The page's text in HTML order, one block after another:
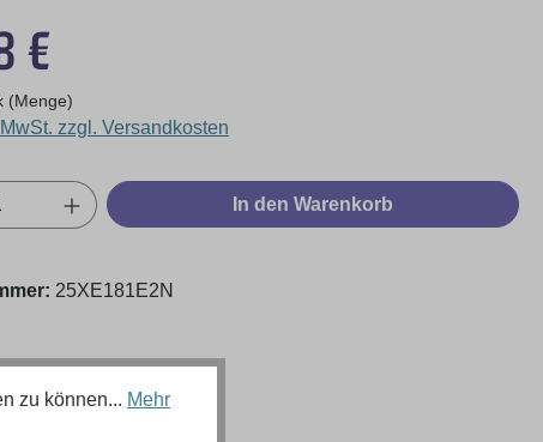
€
(Menge)
zzgl. Versandkosten
Gib den gewünschten Wert ein
In den Warenkorb
25XE181E2N
zu können... Mehr